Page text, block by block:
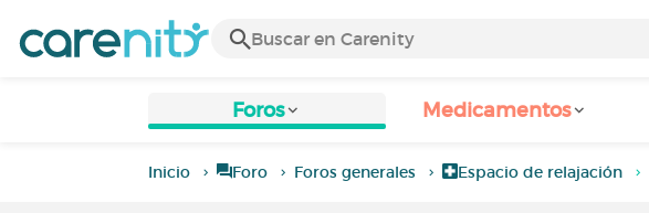
Foros Medicamentos
Inicio Foro Foros generales Espacio de relajación